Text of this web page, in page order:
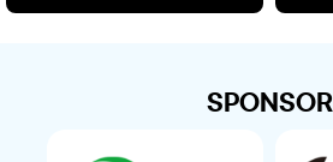
SPONSOR